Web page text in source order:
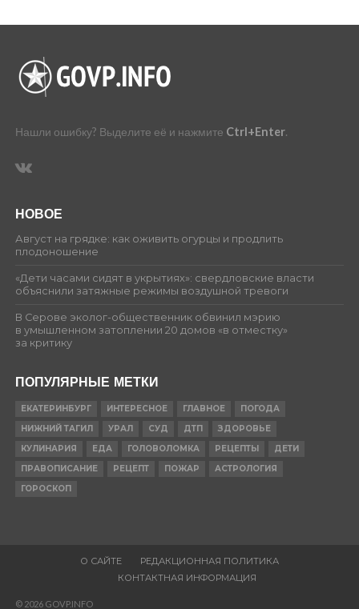
Нашли ошибку? Выделите её и нажмите Ctrl+Enter.
НОВОЕ
Август на грядке: как оживить огурцы и продлить
плодоношение
«Дети часами сидят в укрытиях»: свердловские власти
объяснили затяжные режимы воздушной тревоги
В Серове эколог-общественник обвинил мэрию
в умышленном затоплении 20 домов «в отместку»
за критику
ПОПУЛЯРНЫЕ МЕТКИ
ЕКАТЕРИНБУРГ ИНТЕРЕСНОЕ ГЛАВНОЕ
ПОГОДА
НИЖНИЙ ТАГИЛ
УРАЛ СУД ДТП
ЗДОРОВЬЕ
КУЛИНАРИЯ
ЕДА ГОЛОВОЛОМКА РЕЦЕПТЫ
ДЕТИ
ПРАВОПИСАНИЕ
РЕЦЕПТ ПОЖАР
АСТРОЛОГИЯ
ГОРОСКОП
О САЙТЕ
РЕДАКЦИОННАЯ ПОЛИТИКА
КОНТАКТНАЯ ИНФОРМАЦИЯ
© 2026 GOVP.INFO